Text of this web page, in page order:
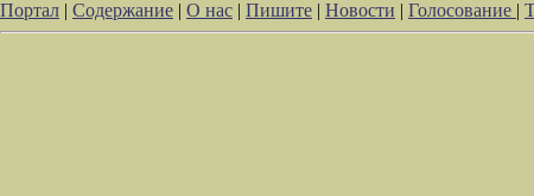
Портал | Содержание | О нас | Пишите | Новости | Голосование |